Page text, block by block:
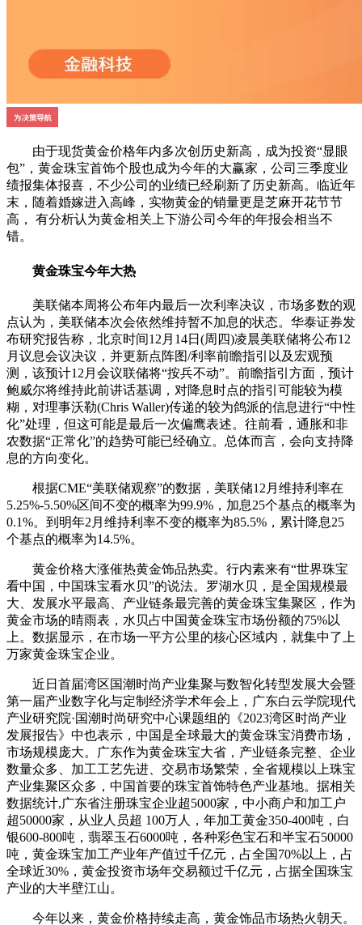
由于现货黄金价格年内多次创历史新高，成为投资“显眼
包”，黄金珠宝首饰个股也成为今年的大赢家，公司三季度业
绩报集体报喜，不少公司的业绩已经刷新了历史新高。临近年
末，随着婚嫁进入高峰，实物黄金的销量更是芝麻开花节节
高， 有分析认为黄金相关上下游公司今年的年报会相当不
错。
黄金珠宝今年大热
美联储本周将公布年内最后一次利率决议，市场多数的观
点认为，美联储本次会依然维持暂不加息的状态。华泰证券发
布研究报告称，北京时间12月14日(周四)凌晨美联储将公布12
月议息会议决议，并更新点阵图/利率前瞻指引以及宏观预
测，该预计12月会议联储将“按兵不动”。前瞻指引方面，预计
鲍威尔将维持此前讲话基调，对降息时点的指引可能较为模
糊，对理事沃勒(Chris Waller)传递的较为鸽派的信息进行“中性
化”处理，但这可能是最后一次偏鹰表述。往前看，通胀和非
农数据“正常化”的趋势可能已经确立。总体而言，会向支持降
息的方向变化。
根据CME“美联储观察”的数据，美联储12月维持利率在
5.25%-5.50%区间不变的概率为99.9%，加息25个基点的概率为
0.1%。到明年2月维持利率不变的概率为85.5%，累计降息25
个基点的概率为14.5%。
黄金价格大涨催热黄金饰品热卖。行内素来有“世界珠宝
看中国，中国珠宝看水贝”的说法。罗湖水贝，是全国规模最
大、发展水平最高、产业链条最完善的黄金珠宝集聚区，作为
黄金市场的晴雨表，水贝占中国黄金珠宝市场份额的75%以
上。数据显示，在市场一平方公里的核心区域内，就集中了上
万家黄金珠宝企业。
近日首届湾区国潮时尚产业集聚与数智化转型发展大会暨
第一届产业数字化与定制经济学术年会上，广东白云学院现代
产业研究院·国潮时尚研究中心课题组的《2023湾区时尚产业
发展报告》中也表示，中国是全球最大的黄金珠宝消费市场，
市场规模庞大。广东作为黄金珠宝大省，产业链条完整、企业
数量众多、加工工艺先进、交易市场繁荣，全省规模以上珠宝
产业集聚区众多，中国首要的珠宝首饰特色产业基地。据相关
数据统计,广东省注册珠宝企业超5000家，中小商户和加工户
超50000家，从业人员超 100万人，年加工黄金350-400吨，白
银600-800吨，翡翠玉石6000吨，各种彩色宝石和半宝石50000
吨，黄金珠宝加工产业年产值过千亿元，占全国70%以上，占
全球近30%，黄金投资市场年交易额过千亿元，占据全国珠宝
产业的大半壁江山。
今年以来，黄金价格持续走高，黄金饰品市场热火朝天。